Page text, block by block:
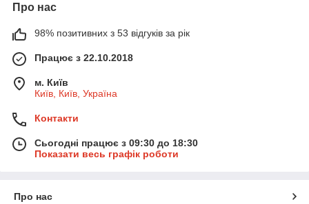
Про нас
98% позитивних з 53 відгуків за рік
Працює з 22.10.2018
м. Київ
Київ, Київ, Україна
Контакти
Сьогодні працює з 09:30 до 18:30
Показати весь графік роботи
Про нас